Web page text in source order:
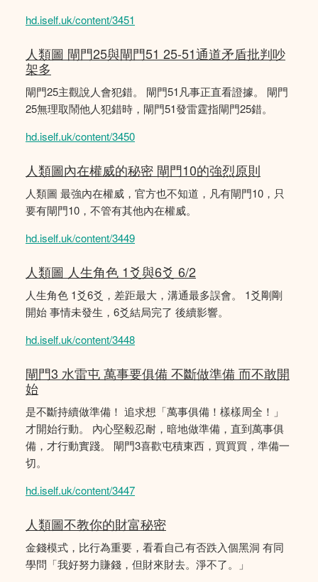
hd.iself.uk/content/3451
人類圖 閘門25與閘門51 25-51通道矛盾批判吵
架多
閘門25主觀說人會犯錯。 閘門51凡事正直看證據。 閘門
25無理取鬧他人犯錯時，閘門51發雷霆指閘門25錯。
hd.iself.uk/content/3450
人類圖內在權威的秘密 閘門10的強烈原則
人類圖 最強內在權威，官方也不知道，凡有閘門10，只
要有閘門10，不管有其他內在權威。
hd.iself.uk/content/3449
人類圖 人生角色 1爻與6爻 6/2
人生角色 1爻6爻，差距最大，溝通最多誤會。 1爻剛剛
開始 事情未發生，6爻結局完了 後續影響。
hd.iself.uk/content/3448
閘門3 水雷屯 萬事要俱備 不斷做準備 而不敢開
始
是不斷持續做準備！ 追求想「萬事俱備！樣樣周全！」
才開始行動。 內心堅毅忍耐，暗地做準備，直到萬事俱
備，才行動實踐。 閘門3喜歡屯積東西，買買買，準備一
切。
hd.iself.uk/content/3447
人類圖不教你的財富秘密
金錢模式，比行為重要，看看自己有否跌入個黑洞 有同
學問「我好努力賺錢，但財來財去。淨不了。」